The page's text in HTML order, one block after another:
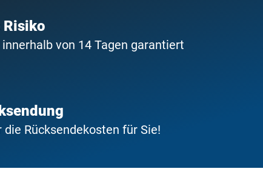
Risiko
von 14 Tagen garantiert
Rücksendekosten für Sie!